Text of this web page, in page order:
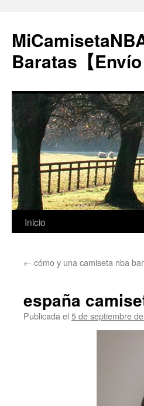
Baratas【Envío
Saltar
contenido
Inicio
← cómo y una camiseta nba
españa
Publicada el 5 de septiembre